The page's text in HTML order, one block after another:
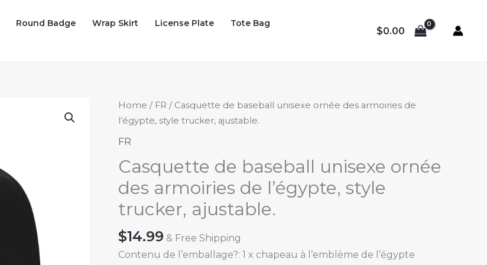
Round Badge Wrap Skirt License Plate
Tote Bag
$0.00
Home / FR / Casquette de baseball unisexe ornée des armoiries de
l’égypte, style trucker, ajustable.
FR
Casquette de baseball unisexe ornée
des armoiries de l’égypte, style
trucker, ajustable.
$14.99 & Free Shipping
Contenu de l’emballage?: 1 x chapeau à l’emblème de l’égypte